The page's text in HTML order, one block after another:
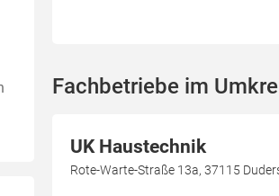
Fachbetriebe im
UK Haustechnik
Rote-Warte-Straße 13a, 37115